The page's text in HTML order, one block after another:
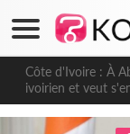
Côte d'Ivoire : À
ivoirien et veut
de la Guinée